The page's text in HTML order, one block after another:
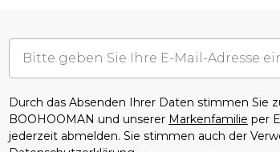
Durch das Absenden Ihrer Daten stimmen Sie
BOOHOOMAN und unserer Markenfamilie per
jederzeit abmelden. Sie stimmen auch der